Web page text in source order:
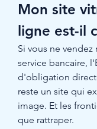
Mon site
ligne est-il
Si vous ne
service bancaire,
d'obligation
reste un site qui
image. Et les
que rattraper.